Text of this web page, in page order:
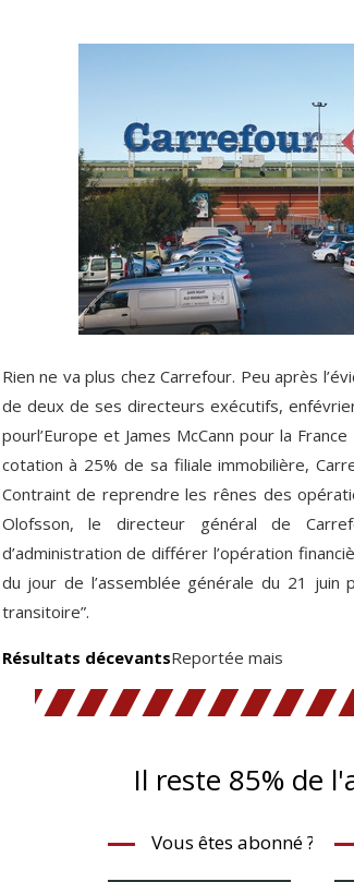
Rien ne va plus chez Carrefour. Peu après
de deux de ses directeurs exécutifs,
pourl’Europe et James McCann pour la
cotation à 25% de sa filiale immobilière,
Contraint de reprendre les rênes des
Olofsson, le directeur général de
d’administration de différer l’opération
du jour de l’assemblée générale du 21 juin
transitoire”.
Résultats décevantsReportée mais
Il reste 85% de
Vous êtes abonné ?